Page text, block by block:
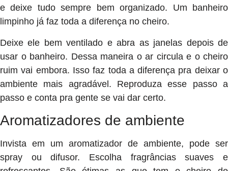
e deixe tudo sempre bem organizado. Um banheiro
limpinho já faz toda a diferença no cheiro.
Deixe ele bem ventilado e abra as janelas depois de
usar o banheiro. Dessa maneira o ar circula e o cheiro
ruim vai embora. Isso faz toda a diferença pra deixar o
ambiente mais agradável. Reproduza esse passo a
passo e conta pra gente se vai dar certo.
Aromatizadores de ambiente
Invista em um aromatizador de ambiente, pode ser
spray ou difusor. Escolha fragrâncias suaves e